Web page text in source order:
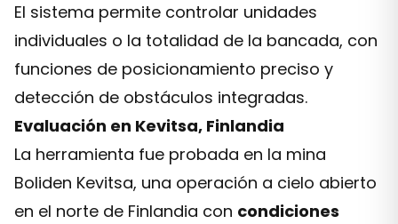
El sistema permite controlar unidades
individuales o la totalidad de la bancada, con
funciones de posicionamiento preciso y
detección de obstáculos integradas.
Evaluación en Kevitsa, Finlandia
La herramienta fue probada en la mina
Boliden Kevitsa, una operación a cielo abierto
en el norte de Finlandia con condiciones